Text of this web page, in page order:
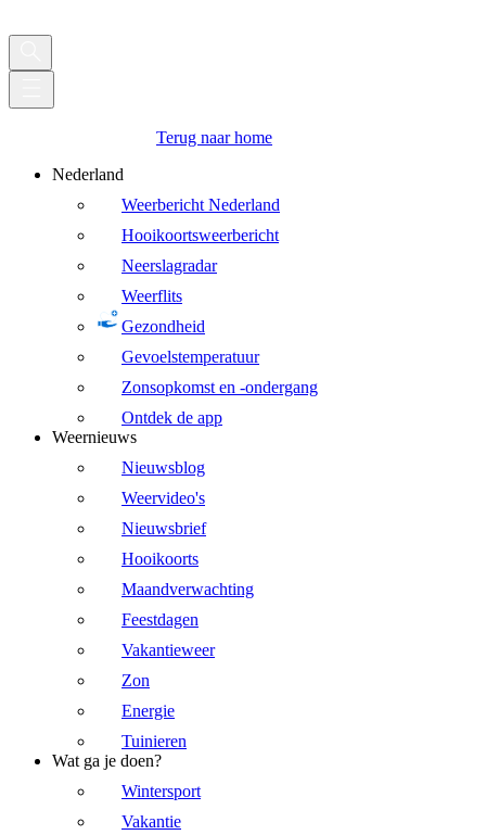
Terug naar home
Nederland
Weerbericht Nederland
Hooikoortsweerbericht
Neerslagradar
Weerflits
Gezondheid
Gevoelstemperatuur
Zonsopkomst en -ondergang
Ontdek de app
Weernieuws
Nieuwsblog
Weervideo's
Nieuwsbrief
Hooikoorts
Maandverwachting
Feestdagen
Vakantieweer
Zon
Energie
Tuinieren
Wat ga je doen?
Wintersport
Vakantie